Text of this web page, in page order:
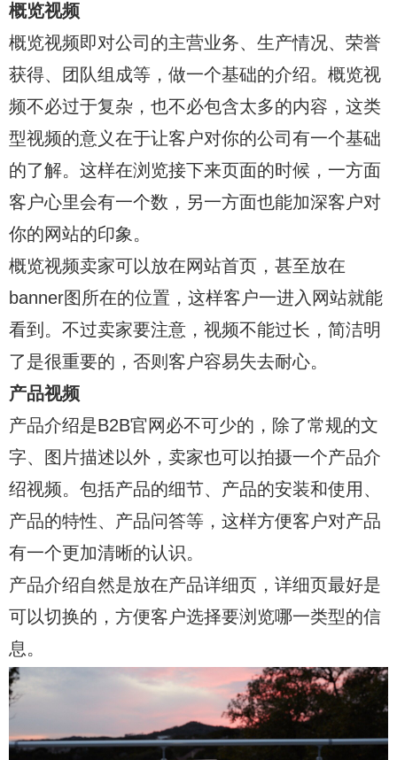
概览视频
概览视频即对公司的主营业务、生产情况、荣誉
获得、团队组成等，做一个基础的介绍。概览视
频不必过于复杂，也不必包含太多的内容，这类
型视频的意义在于让客户对你的公司有一个基础
的了解。这样在浏览接下来页面的时候，一方面
客户心里会有一个数，另一方面也能加深客户对
你的网站的印象。
概览视频卖家可以放在网站首页，甚至放在
banner图所在的位置，这样客户一进入网站就能
看到。不过卖家要注意，视频不能过长，简洁明
了是很重要的，否则客户容易失去耐心。
产品视频
产品介绍是B2B官网必不可少的，除了常规的文
字、图片描述以外，卖家也可以拍摄一个产品介
绍视频。包括产品的细节、产品的安装和使用、
产品的特性、产品问答等，这样方便客户对产品
有一个更加清晰的认识。
产品介绍自然是放在产品详细页，详细页最好是
可以切换的，方便客户选择要浏览哪一类型的信
息。